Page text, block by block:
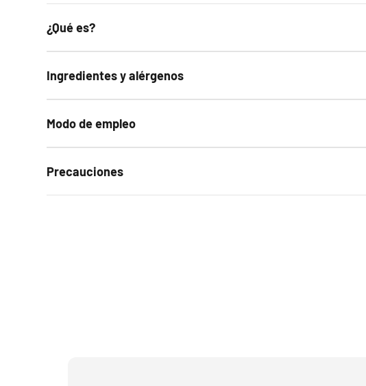
¿Qué es?
Ingredientes y alérgenos
Modo de empleo
Precauciones